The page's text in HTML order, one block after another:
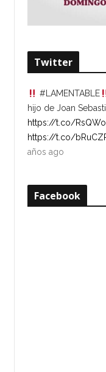
Twitter
#LAMENTABLE
hijo de Joan
https://t.co/
https://t.co/
años ago
Facebook